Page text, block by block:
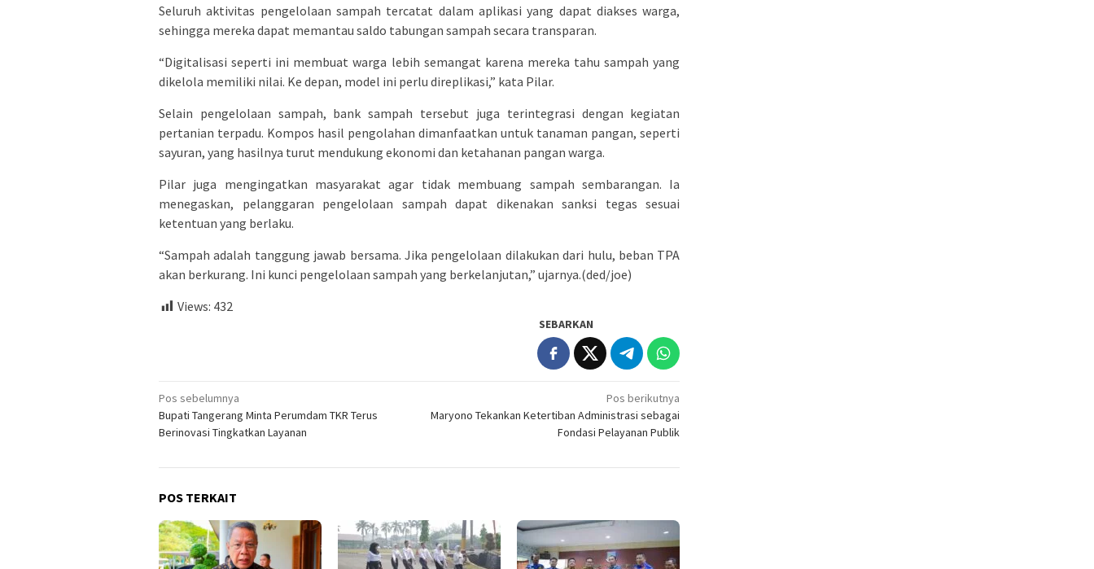
Seluruh aktivitas pengelolaan sampah tercatat dalam aplikasi yang dapat diakses warga,
sehingga mereka dapat memantau saldo tabungan sampah secara transparan.
“Digitalisasi seperti ini membuat warga lebih semangat karena mereka tahu sampah yang
dikelola memiliki nilai. Ke depan, model ini perlu direplikasi,” kata Pilar.
Selain pengelolaan sampah, bank sampah tersebut juga terintegrasi dengan kegiatan
pertanian terpadu. Kompos hasil pengolahan dimanfaatkan untuk tanaman pangan, seperti
sayuran, yang hasilnya turut mendukung ekonomi dan ketahanan pangan warga.
Pilar juga mengingatkan masyarakat agar tidak membuang sampah sembarangan. Ia
menegaskan, pelanggaran pengelolaan sampah dapat dikenakan sanksi tegas sesuai
ketentuan yang berlaku.
“Sampah adalah tanggung jawab bersama. Jika pengelolaan dilakukan dari hulu, beban TPA
akan berkurang. Ini kunci pengelolaan sampah yang berkelanjutan,” ujarnya.(ded/joe)
Views: 432
SEBARKAN
Navigasi
pos
Pos sebelumnya
Bupati Tangerang Minta Perumdam TKR Terus
Berinovasi Tingkatkan Layanan
Pos berikutnya
Maryono Tekankan Ketertiban Administrasi sebagai
Fondasi Pelayanan Publik
POS TERKAIT